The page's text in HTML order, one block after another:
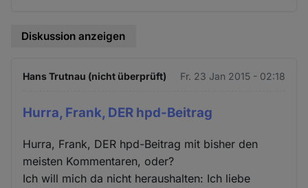
Diskussion anzeigen
Hans Trutnau (nicht überprüft) Fr. 23 Jan 2015 - 02:18
Hurra, Frank, DER hpd-Beitrag
Hurra, Frank, DER hpd-Beitrag mit bisher den
meisten Kommentaren, oder?
Ich will mich da nicht heraushalten: Ich liebe